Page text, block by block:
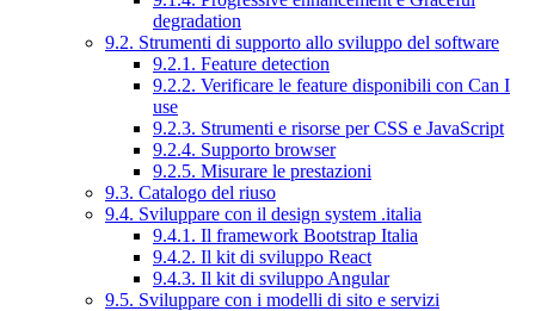
degradation
9.2. Strumenti di supporto allo sviluppo del software
9.2.1. Feature detection
9.2.2. Verificare le feature disponibili con Can I
use
9.2.3. Strumenti e risorse per CSS e JavaScript
9.2.4. Supporto browser
9.2.5. Misurare le prestazioni
9.3. Catalogo del riuso
9.4. Sviluppare con il design system .italia
9.4.1. Il framework Bootstrap Italia
9.4.2. Il kit di sviluppo React
9.4.3. Il kit di sviluppo Angular
9.5. Sviluppare con i modelli di sito e servizi